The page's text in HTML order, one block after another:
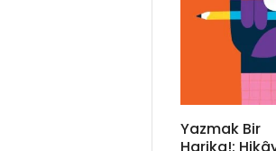
Yazmak Bir
Harika!: